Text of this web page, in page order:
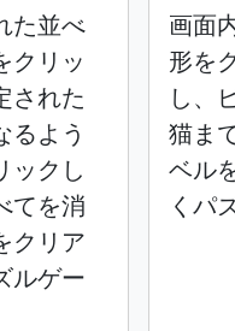
た並べ
クリッ
された
るよう
ックし
てを消
クリア
ルゲー
画面
形を
し、
猫ま
ベル
くパ